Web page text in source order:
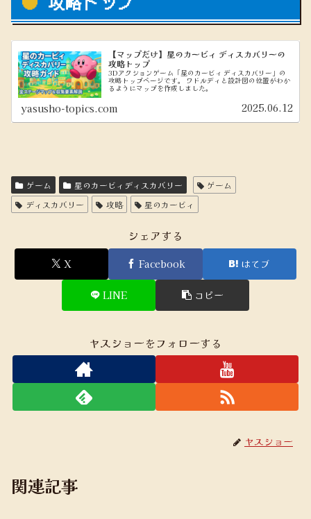
【マップだけ】星のカービィ ディスカバリーの
攻略トップ
3Dアクションゲーム「星のカービィ ディスカバリー」の
攻略トップページです。 ワドルディと設計図の位置がわか
るようにマップを作成しました。
yasusho-topics.com 2025.06.12
ゲーム 星のカービィディスカバリー
ゲーム
ディスカバリー
攻略 星のカービィ
シェアする
X Facebook はてブ
LINE コピー
ヤスショーをフォローする
ヤスショー
関連記事